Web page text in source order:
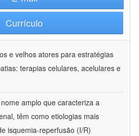
Currículo
e velhos atores para estratégias
terapias celulares, acelulares e
amplo que caracteriza a
têm como etiologias mais
isquemia-reperfusão (I/R)